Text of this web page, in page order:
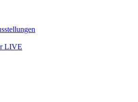
LIVE